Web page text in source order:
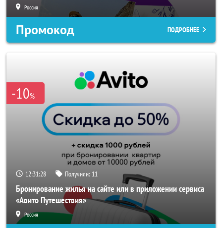
Россия
Промокод ПОДРОБНЕЕ
-10%
12:31:26 Получили: 11
Бронирование жилья на сайте или в приложении сервиса
«Авито Путешествия»
Россия